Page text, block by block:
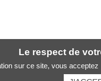
Le respect de
sur ce site, vous